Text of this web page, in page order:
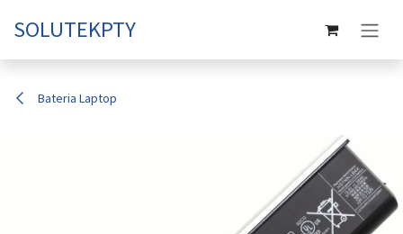
SOLUTEKPTY
Bateria Laptop